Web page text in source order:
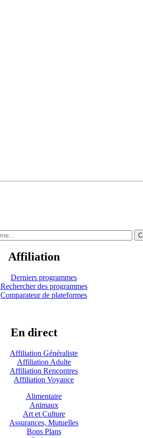
Affiliation
Derniers programmes
Rechercher des programmes
Comparateur de plateformes
En direct
Affiliation Généraliste
Affiliation Adulte
Affiliation Rencontres
Affiliation Voyance
Alimentaire
Animaux
Art et Culture
Assurances, Mutuelles
Bons Plans